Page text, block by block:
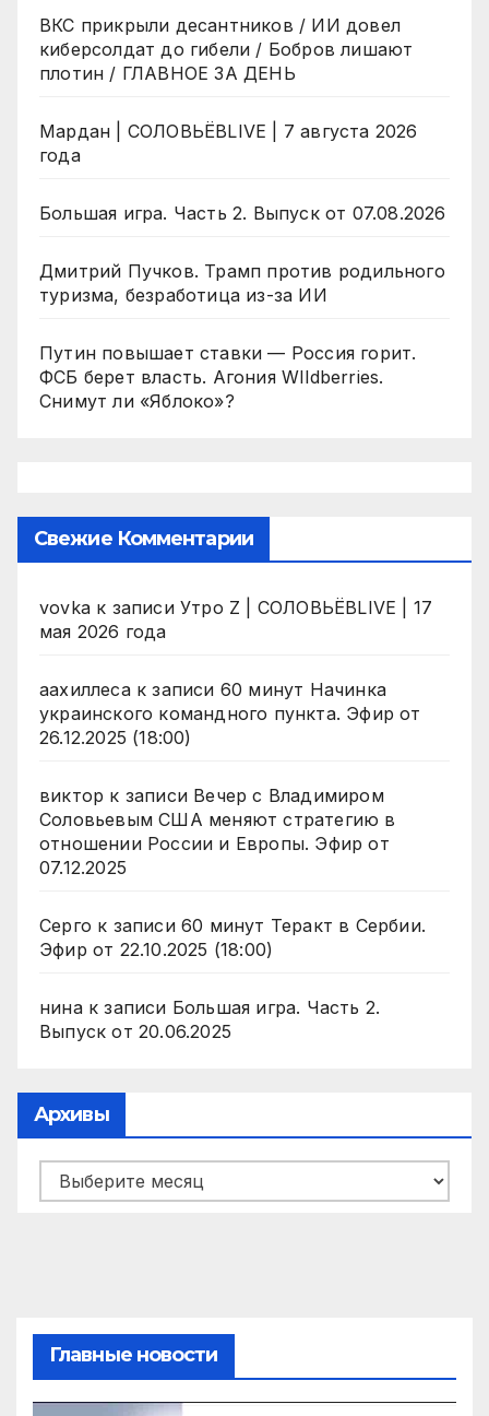
ВКС прикрыли десантников / ИИ довел
киберсолдат до гибели / Бобров лишают
плотин / ГЛАВНОЕ ЗА ДЕНЬ
Мардан | СОЛОВЬЁВLIVE | 7 августа 2026
года
Большая игра. Часть 2. Выпуск от 07.08.2026
Дмитрий Пучков. Трамп против родильного
туризма, безработица из-за ИИ
Путин повышает ставки — Россия горит.
ФСБ берет власть. Агония WIldberries.
Снимут ли «Яблоко»?
Свежие Комментарии
vovka к записи Утро Z | СОЛОВЬЁВLIVE | 17
мая 2026 года
аахиллесак записи 60 минут Начинка
украинского командного пункта. Эфир от
26.12.2025 (18:00)
виктор к записи Вечер с Владимиром
Соловьевым США меняют стратегию в
отношении России и Европы. Эфир от
07.12.2025
Серго к записи 60 минут Теракт в Сербии.
Эфир от 22.10.2025 (18:00)
нинак записи Большая игра. Часть 2.
Выпуск от 20.06.2025
Архивы
Архивы
Главные новости